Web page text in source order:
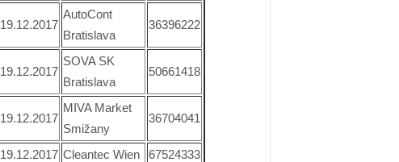
19.12.2017
AutoCont
Bratislava
36396222
19.12.2017
SOVA SK
Bratislava
50661418
19.12.2017
MIVA Market
Smižany
36704041
19.12.2017 Cleantec Wien 67524333